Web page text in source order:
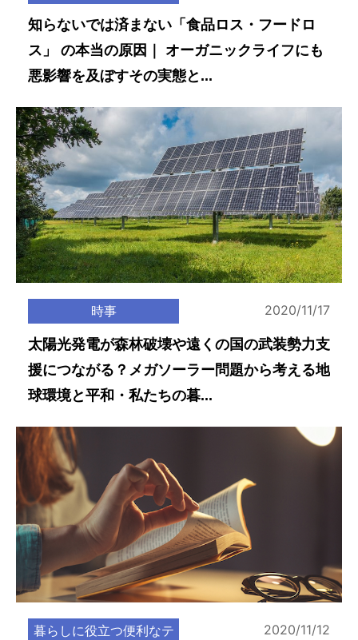
知らないでは済まない「食品ロス・フードロ
ス」 の本当の原因｜ オーガニックライフにも
悪影響を及ぼすその実態と...
時事 2020/11/17
太陽光発電が森林破壊や遠くの国の武装勢力支
援につながる？メガソーラー問題から考える地
球環境と平和・私たちの暮...
暮らしに役立つ便利なテ
2020/11/12